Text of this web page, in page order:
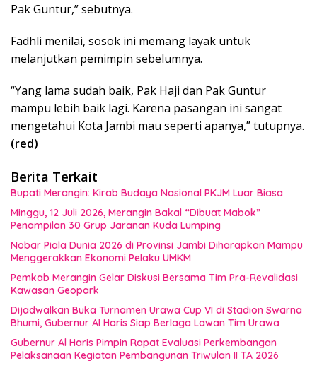
Pak Guntur,” sebutnya.
Fadhli menilai, sosok ini memang layak untuk
melanjutkan pemimpin sebelumnya.
“Yang lama sudah baik, Pak Haji dan Pak Guntur
mampu lebih baik lagi. Karena pasangan ini sangat
mengetahui Kota Jambi mau seperti apanya,” tutupnya.
(red)
Berita Terkait
Bupati Merangin: Kirab Budaya Nasional PKJM Luar Biasa
Minggu, 12 Juli 2026, Merangin Bakal “Dibuat Mabok”
Penampilan 30 Grup Jaranan Kuda Lumping
Nobar Piala Dunia 2026 di Provinsi Jambi Diharapkan Mampu
Menggerakkan Ekonomi Pelaku UMKM
Pemkab Merangin Gelar Diskusi Bersama Tim Pra-Revalidasi
Kawasan Geopark
Dijadwalkan Buka Turnamen Urawa Cup VI di Stadion Swarna
Bhumi, Gubernur Al Haris Siap Berlaga Lawan Tim Urawa
Gubernur Al Haris Pimpin Rapat Evaluasi Perkembangan
Pelaksanaan Kegiatan Pembangunan Triwulan II TA 2026